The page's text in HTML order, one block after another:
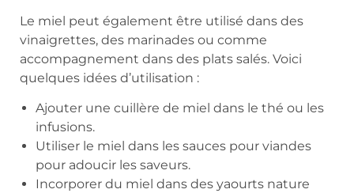
Le miel peut également être utilisé dans des
vinaigrettes, des marinades ou comme
accompagnement dans des plats salés. Voici
quelques idées d’utilisation :
Ajouter une cuillère de miel dans le thé ou les
infusions.
Utiliser le miel dans les sauces pour viandes
pour adoucir les saveurs.
Incorporer du miel dans des yaourts nature